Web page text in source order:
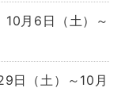
月6日（土）～
（土）～10月